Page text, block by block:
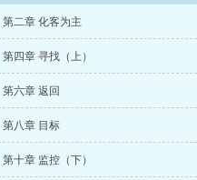
第二章 化客为主
第四章 寻找（上）
第六章 返回
第八章 目标
第十章 监控（下）